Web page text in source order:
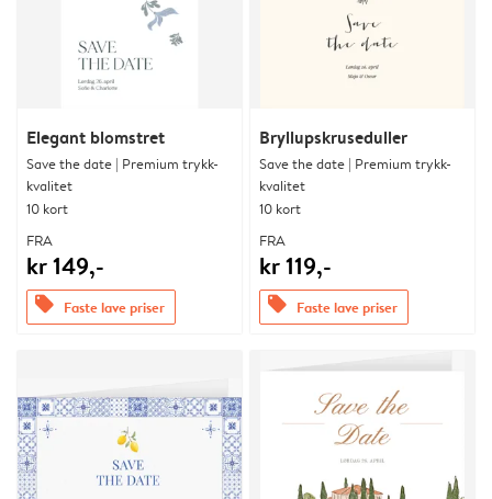
Elegant blomstret
Save the date | Premium trykk-
kvalitet
10 kort
FRA
kr 149,-
offers Faste lave priser
Bryllupskruseduller
Save the date | Premium trykk-
kvalitet
10 kort
FRA
kr 119,-
offers Faste lave priser